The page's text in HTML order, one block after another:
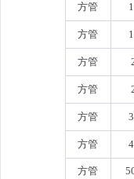
方管
方管
方管
方管
方管
方管
方管